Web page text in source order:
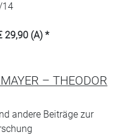
14
29,90 (A) *
– THEODOR
andere Beiträge zur